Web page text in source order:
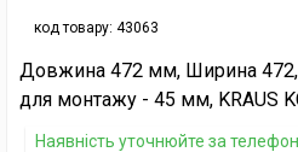
код товару: 43063
Довжина 472 мм, Ширина 472,
для монтажу - 45 мм, KRAUS
Наявність уточнюйте за